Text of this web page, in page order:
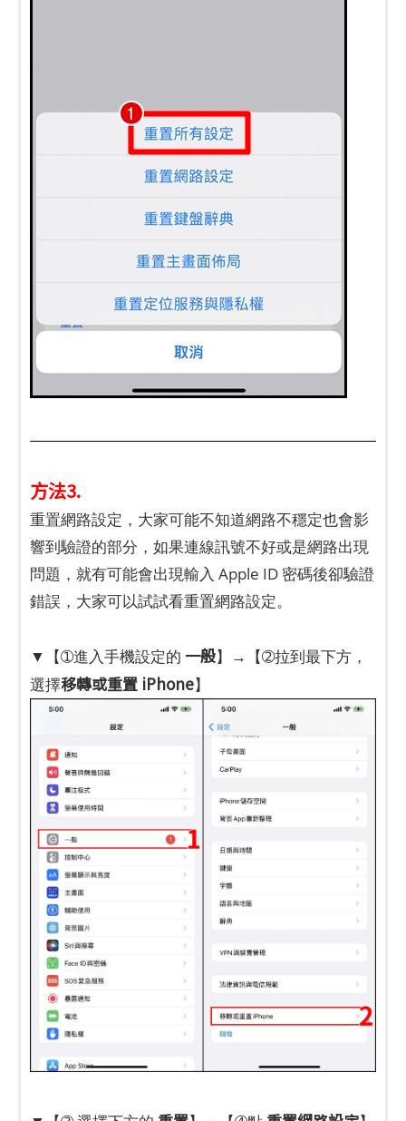
方法3.
重置網路設定，大家可能不知道網路不穩定也會影
響到驗證的部分，如果連線訊號不好或是網路出現
問題，就有可能會出現輸入 Apple ID 密碼後卻驗證
錯誤，大家可以試試看重置網路設定。
▼【➀進入手機設定的 一般】→【➁拉到最下方，
選擇移轉或重置 iPhone】